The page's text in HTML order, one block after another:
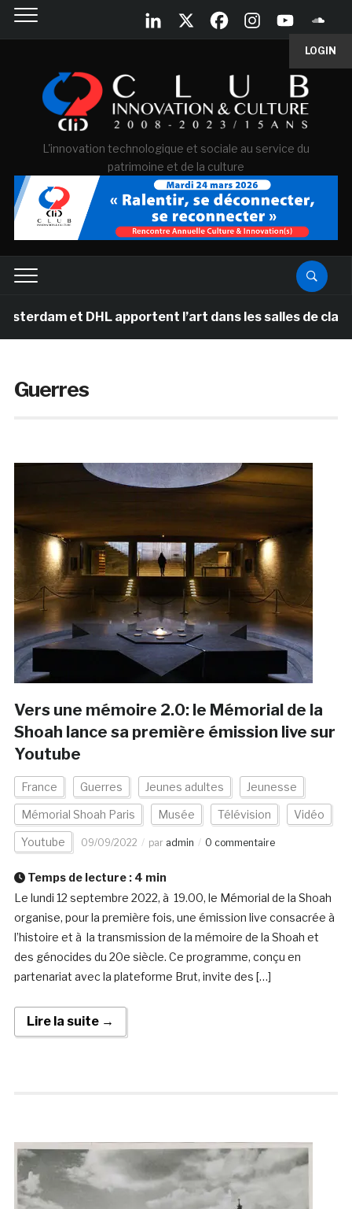
LOGIN
L'innovation technologique et sociale au service du
patrimoine et de la culture
et DHL apportent l’art dans les salles de classe des
Guerres
Vers une mémoire 2.0: le Mémorial de la
Shoah lance sa première émission live sur
Youtube
France Guerres Jeunes adultes Jeunesse
Mémorial Shoah Paris Musée Télévision Vidéo
Youtube 09/09/2022 par admin 0 commentaire
Temps de lecture : 4 min
Le lundi 12 septembre 2022, à 19.00, le Mémorial de la Shoah
organise, pour la première fois, une émission live consacrée à
l’histoire et à la transmission de la mémoire de la Shoah et
des génocides du 20e siècle. Ce programme, conçu en
partenariat avec la plateforme Brut, invite des […]
Lire la suite →